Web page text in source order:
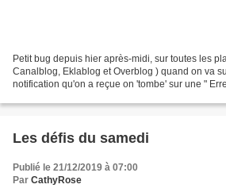
Petit bug depuis hier après-midi, sur toutes les
Canalblog, Eklablog et Overblog ) quand on va
notification qu'on a reçue on 'tombe' sur une "
Les défis du samedi
Publié le 21/12/2019 à 07:00
Par CathyRose